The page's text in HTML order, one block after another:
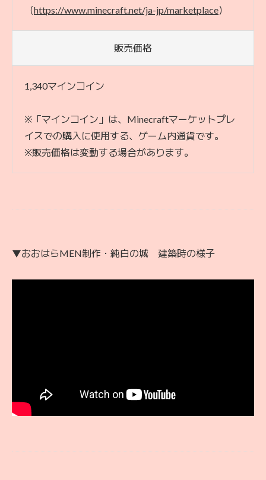
（https://www.minecraft.net/ja-jp/marketplace）
販売価格
1,340マインコイン
※「マインコイン」は、Minecraftマーケットプレ
イスでの購入に使用する、ゲーム内通貨です。
※販売価格は変動する場合があります。
▼おおはらMEN制作・純白の城 建築時の様子